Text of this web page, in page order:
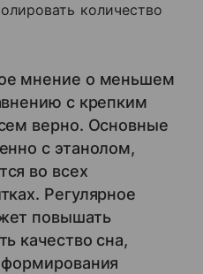
количество
мнение о меньшем
с крепким
верно. Основные
с этанолом,
во всех
Регулярное
повышать
качество сна,
формирования